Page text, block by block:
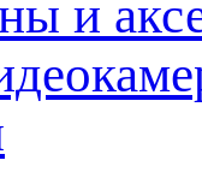
и